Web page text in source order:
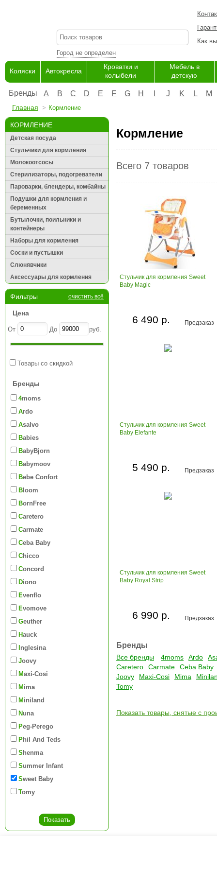
Город не определен
Как
Коляски Автокресла
Кроватки и
колыбели
Мебель в
детскую
Бренды A B C D E F G H J K L M
Главная Кормление
КОРМЛЕНИЕ
Детская посуда
Стульчики для кормления
Молокоотсосы
Стерилизаторы, подогреватели
Пароварки, блендеры, комбайны
Подушки для кормления и
беременных
Бутылочки, поильники и
контейнеры
Наборы для кормления
Соски и пустышки
Слюнявчики
Аксессуары для кормления
Фильтры очистить всё
Цена
От До руб.
Товары со скидкой
Бренды
4moms
Ardo
Asalvo
Babies
BabyBjorn
Babymoov
Bebe Confort
Bloom
BornFree
Caretero
Carmate
Ceba Baby
Chicco
Concord
Diono
Evenflo
Evomove
Geuther
Hauck
Inglesina
Joovy
Maxi-Cosi
Mima
Miniland
Nuna
Peg-Perego
Phil And Teds
Shenma
Summer Infant
Sweet Baby
Tomy
Кормление
Всего 7 товаров
Стульчик для кормления Sweet
Baby Magic
Предзаказ
6 490 р.
Стульчик для кормления Sweet
Baby Elefante
Предзаказ
5 490 р.
Стульчик для кормления Sweet
Baby Royal Strip
Предзаказ
6 990 р.
Бренды
Все бренды 4moms Ardo
Caretero
Carmate
Ceba Baby
Joovy
Maxi-Cosi Mima
Tomy
Показать товары, снятые с